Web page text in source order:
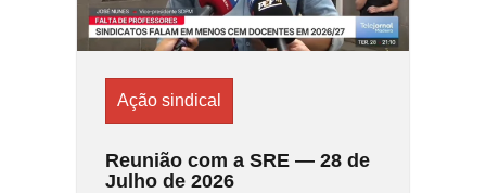
Ação sindical
Reunião com a SRE — 28 de
Julho de 2026